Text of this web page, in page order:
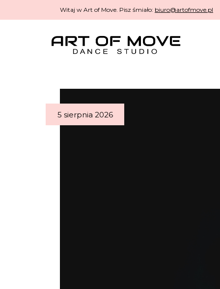
Witaj w Art of Move. Pisz śmiało: biuro@artofmove.pl
5 sierpnia 2026